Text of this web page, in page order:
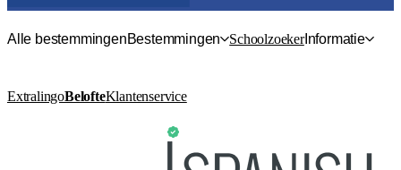
Alle bestemmingenBestemmingen SchoolzoekerInformatie
ExtralingoBelofteKlantenservice